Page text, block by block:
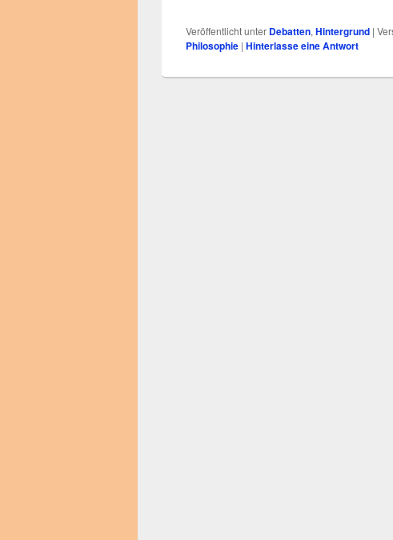
Veröffentlicht unter Debatten, Hintergrund |
Philosophie | Hinterlasse eine Antwort